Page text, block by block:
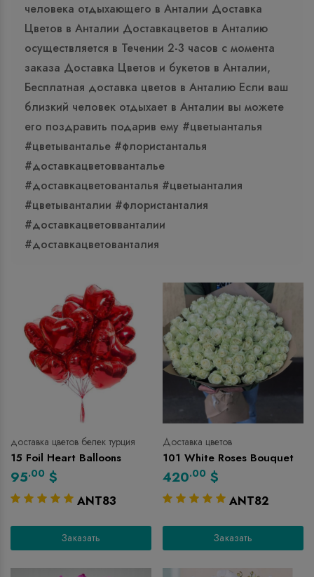
человека отдыхающего в Анталии Доставка
Цветов в Анталии Доставкацветов в Анталию
осуществляется в Течении 2-3 часов с момента
заказа Доставка Цветов и букетов в Анталии,
Бесплатная доставка цветов в Анталию Если ваш
близкий человек отдыхает в Анталии вы можете
его поздравить подарив ему #цветыанталья
#цветыванталье #флористанталья
#доставкацветовванталье
#доставкацветованталья #цветыанталия
#цветыванталии #флористанталия
#доставкацветовванталии
#доставкацветованталия
доставка цветов белек турция
15 Foil Heart Balloons
95.00 $
ANT83
Заказать
Доставка цветов
101 White Roses Bouquet
420.00 $
ANT82
Заказать